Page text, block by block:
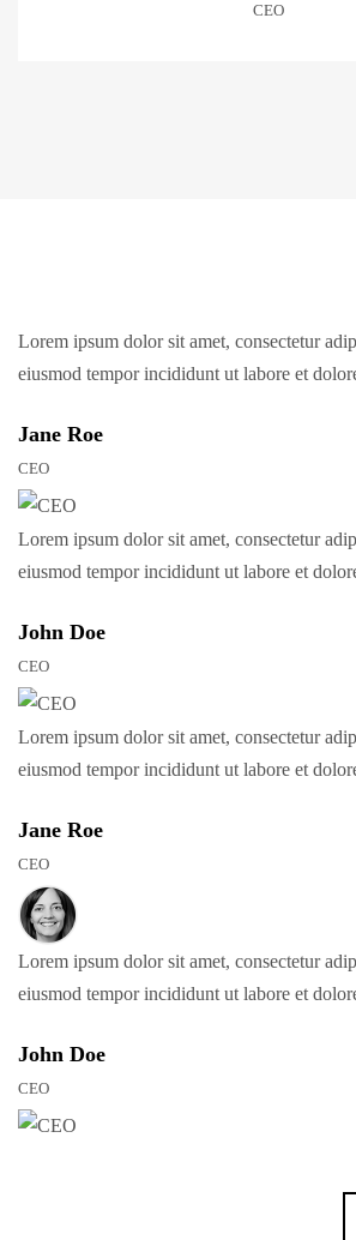
CEO
Lorem ipsum dolor sit amet, consectetur
eiusmod tempor incididunt ut labore et
Jane Roe
CEO
Lorem ipsum dolor sit amet, consectetur
eiusmod tempor incididunt ut labore et
John Doe
CEO
Lorem ipsum dolor sit amet, consectetur
eiusmod tempor incididunt ut labore et
Jane Roe
CEO
Lorem ipsum dolor sit amet, consectetur
eiusmod tempor incididunt ut labore et
John Doe
CEO